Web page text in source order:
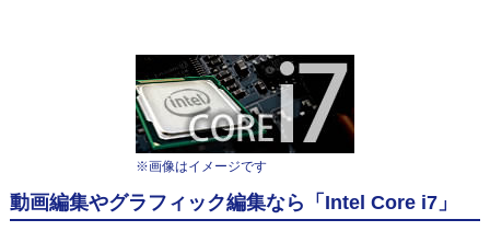
※画像はイメージです
動画編集やグラフィック編集なら「Intel Core i7」